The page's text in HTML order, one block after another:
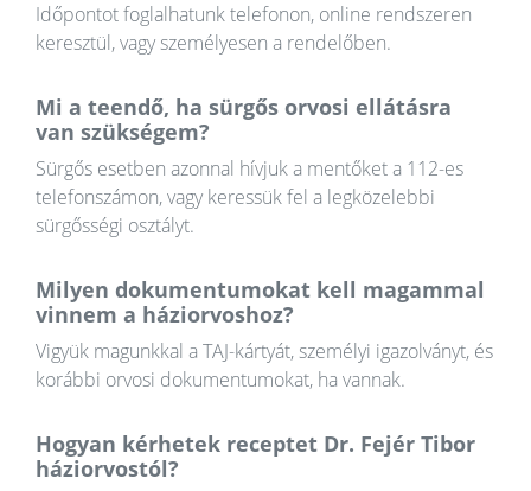
Időpontot foglalhatunk telefonon, online rendszeren
keresztül, vagy személyesen a rendelőben.
Mi a teendő, ha sürgős orvosi ellátásra
van szükségem?
Sürgős esetben azonnal hívjuk a mentőket a 112-es
telefonszámon, vagy keressük fel a legközelebbi
sürgősségi osztályt.
Milyen dokumentumokat kell magammal
vinnem a háziorvoshoz?
Vigyük magunkkal a TAJ-kártyát, személyi igazolványt, és
korábbi orvosi dokumentumokat, ha vannak.
Hogyan kérhetek receptet Dr. Fejér Tibor
háziorvostól?